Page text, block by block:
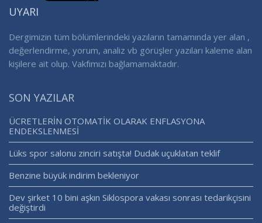
UYARI
Dergimizin tüm bölümlerindeki yazıların tamamında yer alan ,
değerlendirme, yorum, analiz vb görüşler yazıları kaleme alan
kişilere ait olup. Vakfımızı bağlamamaktadır.
SON YAZILAR
ÜCRETLERİN OTOMATİK OLARAK ENFLASYONA
ENDEKSLENMESİ
Lüks spor salonu zinciri satışta! Dudak uçuklatan teklif
Benzine büyük indirim bekleniyor
Dev şirket 10 bini aşkın Siklospora vakası sonrası tedarikçisini
değiştirdi